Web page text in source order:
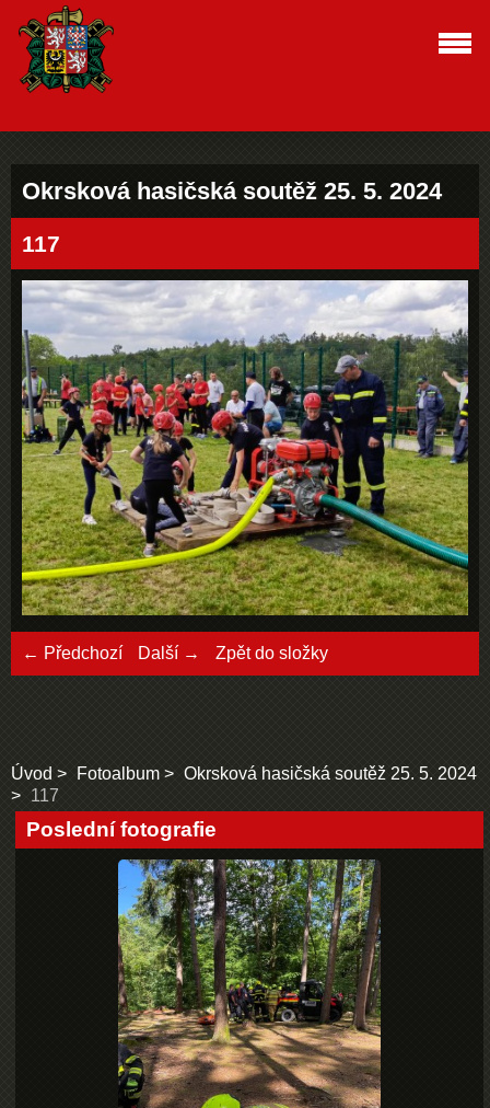
Okrsková hasičská soutěž 25. 5. 2024
117
← Předchozí Další → Zpět do složky
Úvod Fotoalbum
Okrsková hasičská soutěž 25. 5. 2024
117
Poslední fotografie